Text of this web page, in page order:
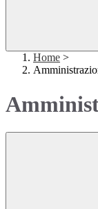
Home >